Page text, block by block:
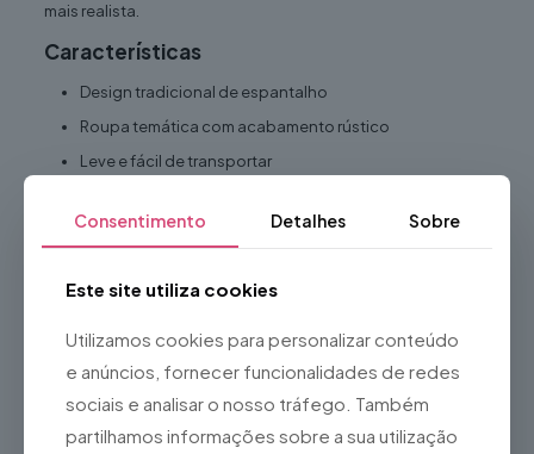
mais realista.
Características
Design tradicional de espantalho
Roupa temática com acabamento rústico
Leve e fácil de transportar
Fácil de instalar e posicionar
Ideal para utilização em interiores e exteriores
Ideal para
Halloween
Decoração de outono
Consentimento Detalhes Sobre
Este site utiliza cookies
Utilizamos cookies para personalizar conteúdo
e anúncios, fornecer funcionalidades de redes
sociais e analisar o nosso tráfego. Também
partilhamos informações sobre a sua utilização